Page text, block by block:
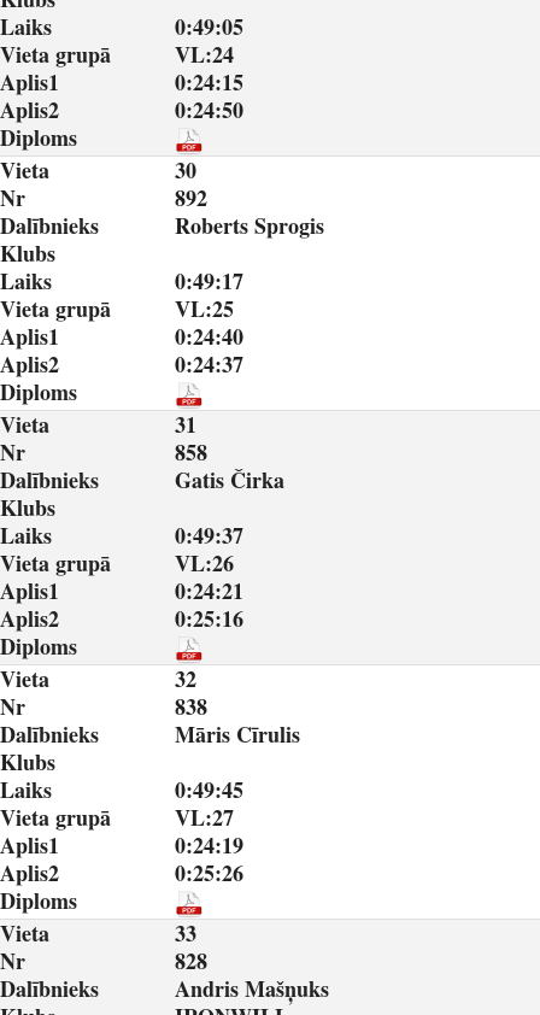
Laiks
0:49:05
Vieta grupā
VL:24
Aplis1
0:24:15
Aplis2
0:24:50
Diploms
Vieta
30
Nr
892
Dalībnieks
Roberts Sprogis
Klubs
Laiks
0:49:17
Vieta grupā
VL:25
Aplis1
0:24:40
Aplis2
0:24:37
Diploms
Vieta
31
Nr
858
Dalībnieks
Gatis Čirka
Klubs
Laiks
0:49:37
Vieta grupā
VL:26
Aplis1
0:24:21
Aplis2
0:25:16
Diploms
Vieta
32
Nr
838
Dalībnieks
Māris Cīrulis
Klubs
Laiks
0:49:45
Vieta grupā
VL:27
Aplis1
0:24:19
Aplis2
0:25:26
Diploms
Vieta
33
Nr
828
Dalībnieks
Andris Mašņuks